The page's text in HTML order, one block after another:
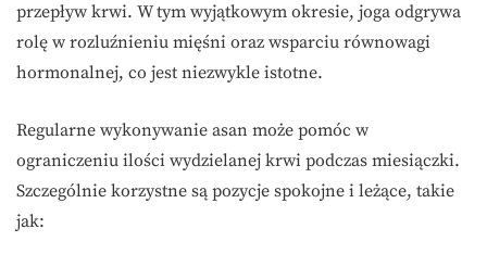
przepływ krwi. W tym wyjątkowym okresie, joga odgrywa
rolę w rozluźnieniu mięśni oraz wsparciu równowagi
hormonalnej, co jest niezwykle istotne.
Regularne wykonywanie asan może pomóc w
ograniczeniu ilości wydzielanej krwi podczas miesiączki.
Szczególnie korzystne są pozycje spokojne i leżące, takie
jak: